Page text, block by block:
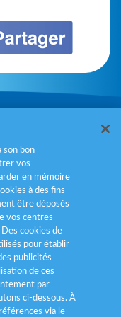
cookies
son bon
vos
en mémoire
à des fins
être déposés
vos centres
cookies de
pour établir
publicités
de ces
par
ci-dessous. À
via le